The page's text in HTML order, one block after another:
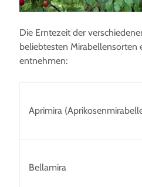
Die Erntezeit der
beliebtesten Mirabellensorten
entnehmen:
Aprimira
Bellamira